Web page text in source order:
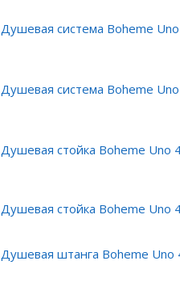
Душевая система Boheme
Душевая система Boheme
Душевая стойка Boheme Uno
Душевая стойка Boheme Uno
Душевая штанга Boheme Uno